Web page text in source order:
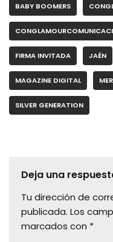
BABY BOOMERS
FIRMA INVITADA JAÉN
MAGAZINE DIGITAL
SILVER GENERATION
Deja una
Tu dirección de
publicada. Los
marcados con *